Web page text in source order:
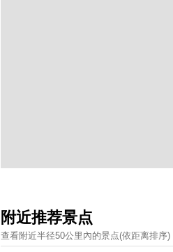
附近推荐景点
查看附近半径50公里內的景点(依距离排序)